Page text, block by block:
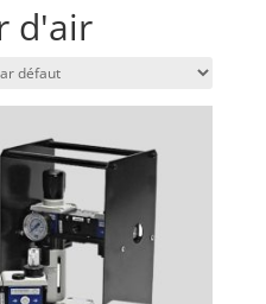
d'air